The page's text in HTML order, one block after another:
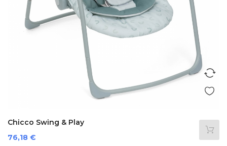
Chicco Swing & Play
Prezzo
76,18 €